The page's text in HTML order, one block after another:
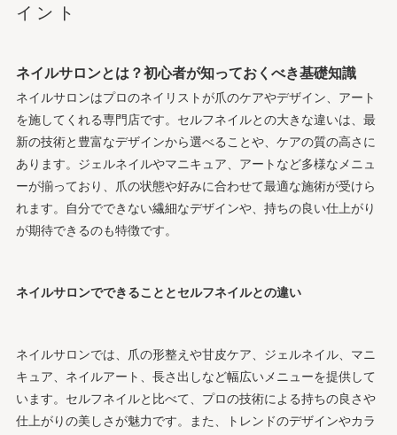
イント
ネイルサロンとは？初心者が知っておくべき基礎知識
ネイルサロンはプロのネイリストが爪のケアやデザイン、アート
を施してくれる専門店です。セルフネイルとの大きな違いは、最
新の技術と豊富なデザインから選べることや、ケアの質の高さに
あります。ジェルネイルやマニキュア、アートなど多様なメニュ
ーが揃っており、爪の状態や好みに合わせて最適な施術が受けら
れます。自分でできない繊細なデザインや、持ちの良い仕上がり
が期待できるのも特徴です。
ネイルサロンでできることとセルフネイルとの違い
ネイルサロンでは、爪の形整えや甘皮ケア、ジェルネイル、マニ
キュア、ネイルアート、長さ出しなど幅広いメニューを提供して
います。セルフネイルと比べて、プロの技術による持ちの良さや
仕上がりの美しさが魅力です。また、トレンドのデザインやカラ